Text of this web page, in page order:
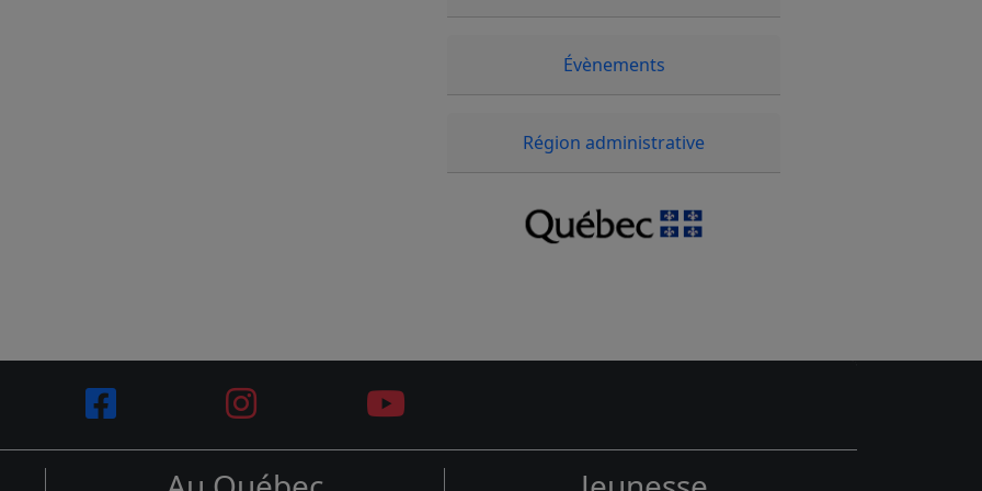
Évènements
Région administrative